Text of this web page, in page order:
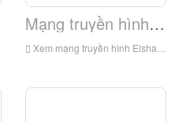
Mạng truyền hình Elshaddai.
Xem mạng truyền hình Elshaddai trực tuyến trực tuyến, mạng truyền hình Elshaddai HD Live Streaming, mạng truyền hình Elshaddai Xem truyền hình trực tiếp từ Anh